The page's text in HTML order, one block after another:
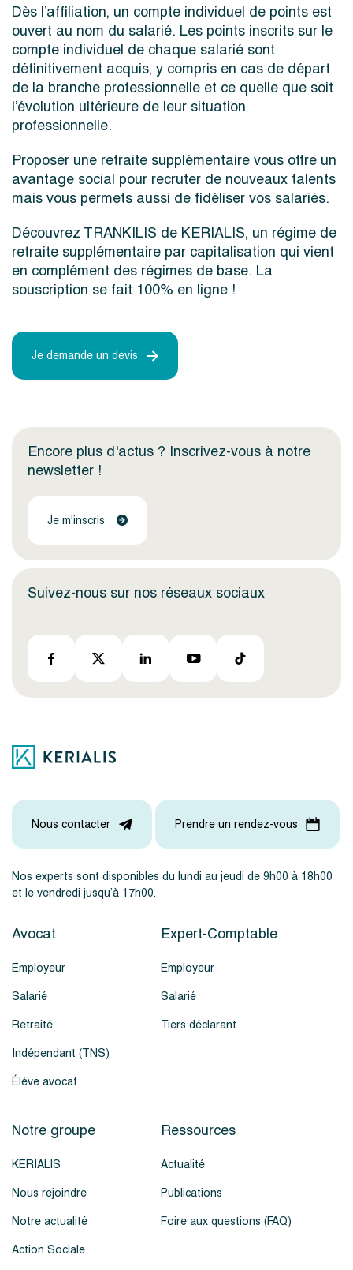
Dès l’affiliation, un compte individuel de points est
ouvert au nom du salarié. Les points inscrits sur le
compte individuel de chaque salarié sont
définitivement acquis, y compris en cas de départ
de la branche professionnelle et ce quelle que soit
l’évolution ultérieure de leur situation
professionnelle.
Proposer une retraite supplémentaire vous offre un
avantage social pour recruter de nouveaux talents
mais vous permets aussi de fidéliser vos salariés.
Découvrez TRANKILIS de KERIALIS, un régime de
retraite supplémentaire par capitalisation qui vient
en complément des régimes de base. La
souscription se fait 100% en ligne !
Je demande un devis
Encore plus d'actus ? Inscrivez-vous à notre
newsletter !
Je m'inscris
Suivez-nous sur nos réseaux sociaux
Nos experts sont disponibles du lundi au jeudi de 9h00 à 18h00
et le vendredi jusqu’à 17h00.
Nous contacter Prendre un rendez-vous
Avocat
Employeur
Salarié
Retraité
Indépendant (TNS)
Élève avocat
Expert-Comptable
Employeur
Salarié
Tiers déclarant
Notre groupe
KERIALIS
Nous rejoindre
Notre actualité
Action Sociale
Ressources
Actualité
Publications
Foire aux questions (FAQ)